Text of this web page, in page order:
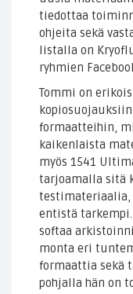
tiedottaa
ohjeita sekä
listalla on
ryhmien
Tommi on
formaatteihin,
kaikenlaista
myös 1541
tarjoamalla sitä
entistä
softaa
monta eri
formaattia sekä
pohjalla hän on